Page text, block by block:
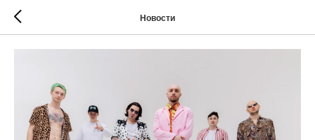
Новости